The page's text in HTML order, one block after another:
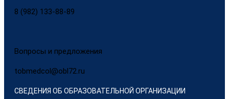
8 (982) 133-88-89
Вопросы и предложения
tobmedcol@obl72.ru
СВЕДЕНИЯ ОБ ОБРАЗОВАТЕЛЬНОЙ ОРГАНИЗАЦИИ